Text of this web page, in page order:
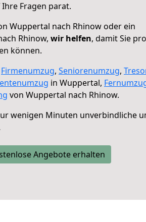
Fragen parat.
Wuppertal nach Rhinow oder ein
Rhinow, wir helfen, damit Sie
können.
Firmenumzug, Seniorenumzug,
in Wuppertal,
von Wuppertal nach Rhinow.
wenigen Minuten unverbindliche
Angebote erhalten